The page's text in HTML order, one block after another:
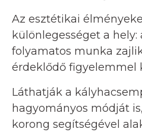
Az esztétikai
különlegességet a
folyamatos munka
érdeklődő figyelemmel
Láthatják a
hagyományos módját
korong segítségével